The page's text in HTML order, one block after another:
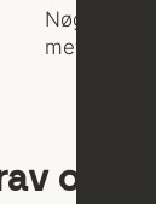
Nøgleord og
metadata
og